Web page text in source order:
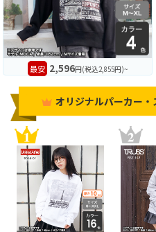
最安 2,596円(税込2,855円)~
オリジナルパーカー